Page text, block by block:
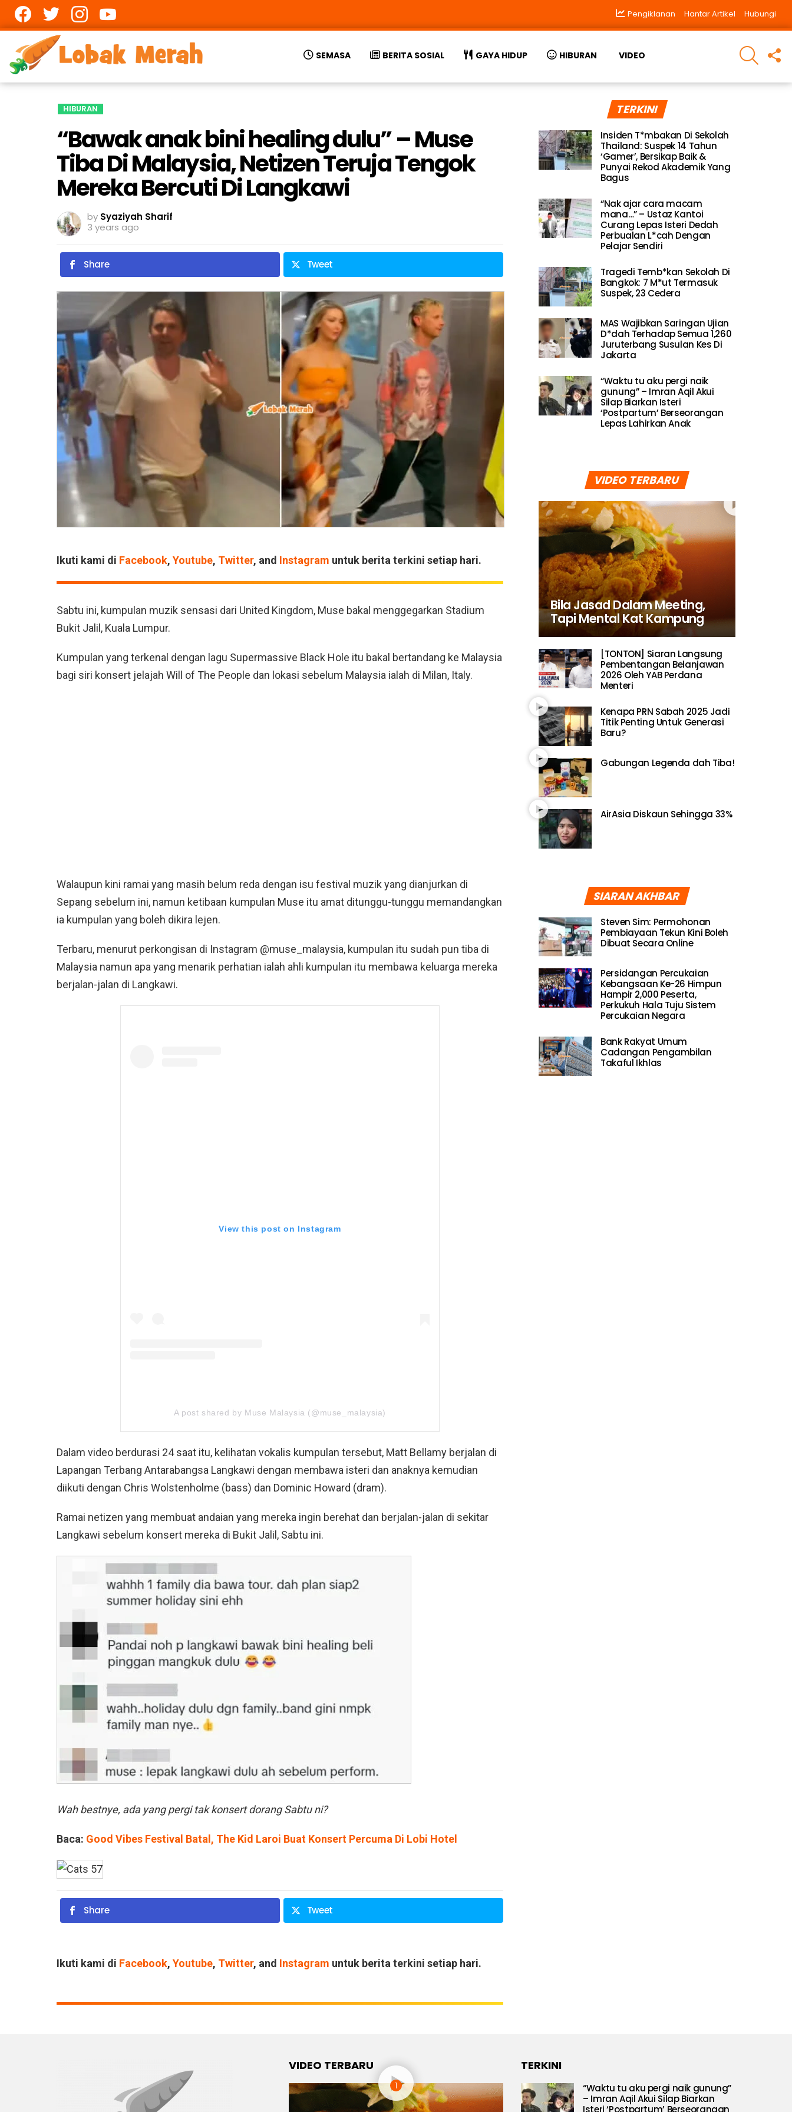
Pengiklanan Hantar Artikel Hubungi
SEMASA BERITA SOSIAL GAYA HIDUP HIBURAN VIDEO
SEARCH
HIBURAN
“Bawak anak bini healing dulu” – Muse
Tiba Di Malaysia, Netizen Teruja Tengok
Mereka Bercuti Di Langkawi
by Syaziyah Sharif
3 years ago
Share Tweet
Ikuti kami di Facebook, Youtube, Twitter, and Instagram untuk berita terkini setiap hari.
Sabtu ini, kumpulan muzik sensasi dari United Kingdom, Muse bakal menggegarkan Stadium
Bukit Jalil, Kuala Lumpur.
Kumpulan yang terkenal dengan lagu Supermassive Black Hole itu bakal bertandang ke Malaysia
bagi siri konsert jelajah Will of The People dan lokasi sebelum Malaysia ialah di Milan, Italy.
Walaupun kini ramai yang masih belum reda dengan isu festival muzik yang dianjurkan di
Sepang sebelum ini, namun ketibaan kumpulan Muse itu amat ditunggu-tunggu memandangkan
ia kumpulan yang boleh dikira lejen.
Terbaru, menurut perkongisan di Instagram @muse_malaysia, kumpulan itu sudah pun tiba di
Malaysia namun apa yang menarik perhatian ialah ahli kumpulan itu membawa keluarga mereka
berjalan-jalan di Langkawi.
View this post on Instagram
A post shared by Muse Malaysia (@muse_malaysia)
Dalam video berdurasi 24 saat itu, kelihatan vokalis kumpulan tersebut, Matt Bellamy berjalan di
Lapangan Terbang Antarabangsa Langkawi dengan membawa isteri dan anaknya kemudian
diikuti dengan Chris Wolstenholme (bass) dan Dominic Howard (dram).
Ramai netizen yang membuat andaian yang mereka ingin berehat dan berjalan-jalan di sekitar
Langkawi sebelum konsert mereka di Bukit Jalil, Sabtu ini.
Wah bestnye, ada yang pergi tak konsert dorang Sabtu ni?
Baca: Good Vibes Festival Batal, The Kid Laroi Buat Konsert Percuma Di Lobi Hotel
Share Tweet
Ikuti kami di Facebook, Youtube, Twitter, and Instagram untuk berita terkini setiap hari.
TERKINI
Insiden T*mbakan Di Sekolah
Thailand: Suspek 14 Tahun
‘Gamer’, Bersikap Baik &
Punyai Rekod Akademik Yang
Bagus
“Nak ajar cara macam
mana…” – Ustaz Kantoi
Curang Lepas Isteri Dedah
Perbualan L*cah Dengan
Pelajar Sendiri
Tragedi Temb*kan Sekolah Di
Bangkok: 7 M*ut Termasuk
Suspek, 23 Cedera
MAS Wajibkan Saringan Ujian
D*dah Terhadap Semua 1,260
Juruterbang Susulan Kes Di
Jakarta
“Waktu tu aku pergi naik
gunung” – Imran Aqil Akui
Silap Biarkan Isteri
‘Postpartum’ Berseorangan
Lepas Lahirkan Anak
VIDEO TERBARU
Bila Jasad Dalam Meeting,
Tapi Mental Kat Kampung
[TONTON] Siaran Langsung
Pembentangan Belanjawan
2026 Oleh YAB Perdana
Menteri
Kenapa PRN Sabah 2025 Jadi
Titik Penting Untuk Generasi
Baru?
Gabungan Legenda dah Tiba!
AirAsia Diskaun Sehingga 33%
SIARAN AKHBAR
Steven Sim: Permohonan
Pembiayaan Tekun Kini Boleh
Dibuat Secara Online
Persidangan Percukaian
Kebangsaan Ke-26 Himpun
Hampir 2,000 Peserta,
Perkukuh Hala Tuju Sistem
Percukaian Negara
Bank Rakyat Umum
Cadangan Pengambilan
Takaful Ikhlas
VIDEO TERBARU TERKINI
“Waktu tu aku pergi naik gunung”
– Imran Aqil Akui Silap Biarkan
Isteri ‘Postpartum’ Berseorangan